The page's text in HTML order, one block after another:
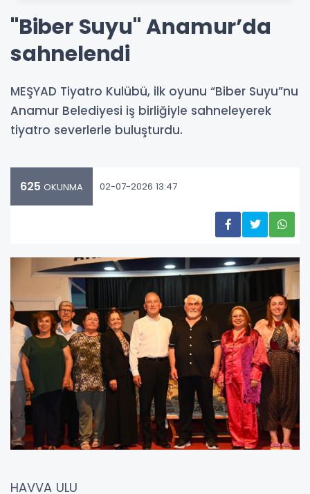
"Biber Suyu" Anamur’da
sahnelendi
MEŞYAD Tiyatro Kulübü, ilk oyunu “Biber Suyu”nu
Anamur Belediyesi iş birliğiyle sahneleyerek
tiyatro severlerle buluşturdu.
625 OKUNMA 02-07-2026 13:47
HAVVA ULU